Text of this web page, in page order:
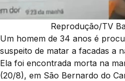
Reprodução/TV
Um homem de 34 anos é
suspeito de matar a facadas a
Ela foi encontrada morta na
(20/8), em São Bernardo do